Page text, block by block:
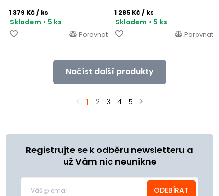
1 379 Kč/ ks
Skladem > 5 ks
Porovnat
1 285 Kč/ ks
Skladem < 5 ks
Porovnat
Načíst další produkty
1 2 3 4 5
Registrujte se k odběru newsletteru a
už Vám nic neunikne
ODEBÍRAT